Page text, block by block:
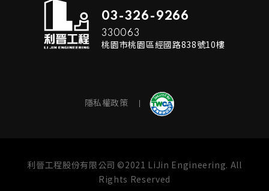
03-326-9266
330063
桃園市桃園區經國路838號10樓
隱私權政策
利晉工程股份有限公司 ©2021 LiJin Engineering. All
Rights Reserved